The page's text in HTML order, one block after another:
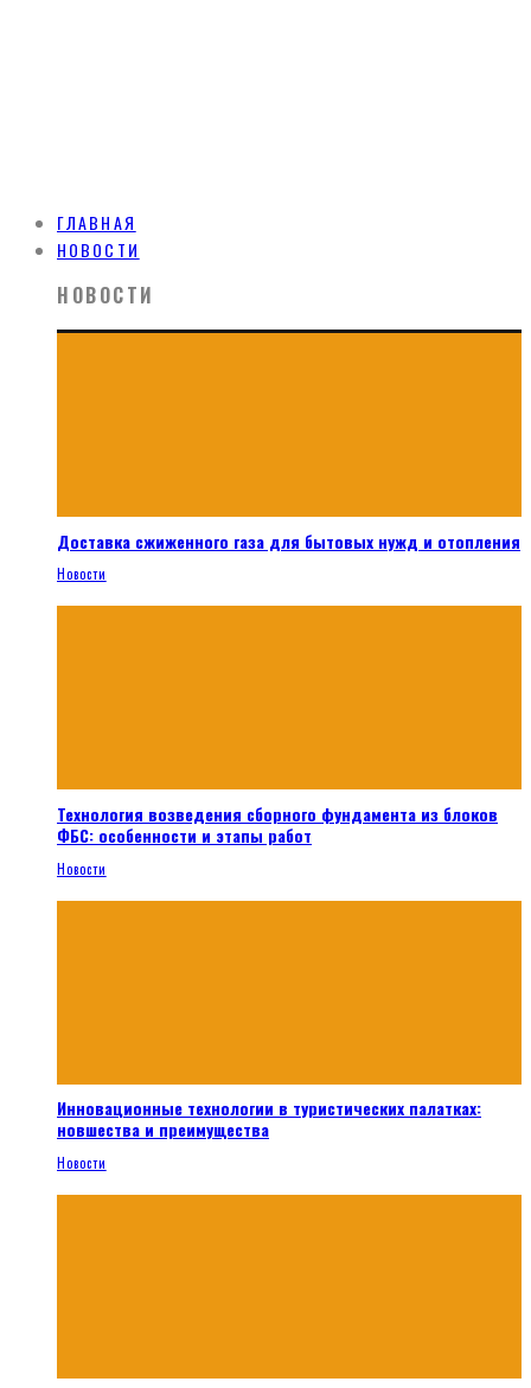
ГЛАВНАЯ
НОВОСТИ
НОВОСТИ
Доставка сжиженного газа для бытовых нужд и отопления
Новости
Технология возведения сборного фундамента из блоков
ФБС: особенности и этапы работ
Новости
Инновационные технологии в туристических палатках:
новшества и преимущества
Новости